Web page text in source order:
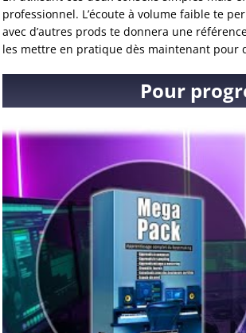
professionnel. L’écoute à volume faible te
avec d’autres prods te donnera une
les mettre en pratique dès maintenant pour
Pour